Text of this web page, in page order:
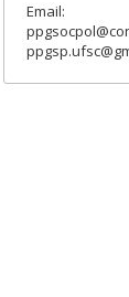
Email: